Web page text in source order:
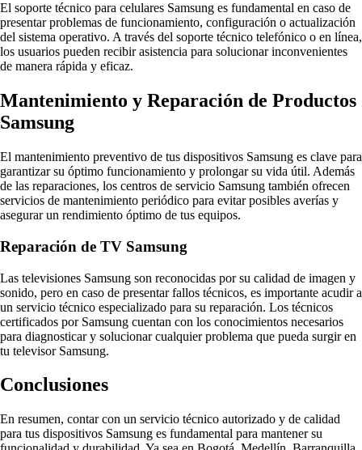
El soporte técnico para celulares Samsung es fundamental en caso de
presentar problemas de funcionamiento, configuración o actualización
del sistema operativo. A través del soporte técnico telefónico o en línea,
los usuarios pueden recibir asistencia para solucionar inconvenientes
de manera rápida y eficaz.
Mantenimiento y Reparación de Productos
Samsung
El mantenimiento preventivo de tus dispositivos Samsung es clave para
garantizar su óptimo funcionamiento y prolongar su vida útil. Además
de las reparaciones, los centros de servicio Samsung también ofrecen
servicios de mantenimiento periódico para evitar posibles averías y
asegurar un rendimiento óptimo de tus equipos.
Reparación de TV Samsung
Las televisiones Samsung son reconocidas por su calidad de imagen y
sonido, pero en caso de presentar fallos técnicos, es importante acudir a
un servicio técnico especializado para su reparación. Los técnicos
certificados por Samsung cuentan con los conocimientos necesarios
para diagnosticar y solucionar cualquier problema que pueda surgir en
tu televisor Samsung.
Conclusiones
En resumen, contar con un servicio técnico autorizado y de calidad
para tus dispositivos Samsung es fundamental para mantener su